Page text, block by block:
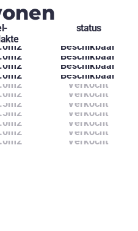
status
Beschikbaar
Beschikbaar
Beschikbaar
Beschikbaar
Verkocht
Verkocht
Verkocht
Verkocht
Verkocht
Verkocht
Verkocht